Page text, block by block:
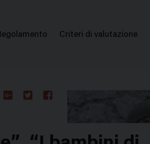
Criteri di valutazione
Facebook